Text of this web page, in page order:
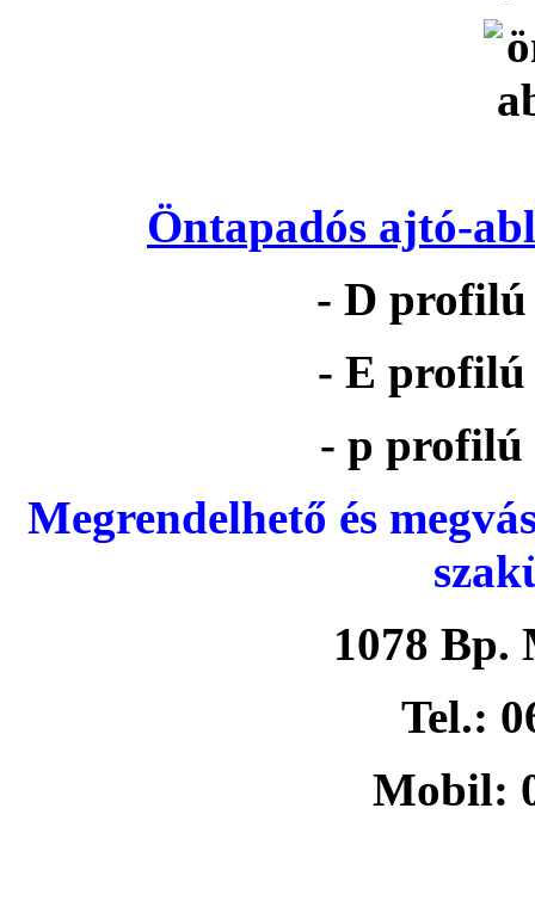
Öntapadós ajtó-
- D profilú
- E profilú
- p profilú
Megrendelhető és
1078 Bp.
Tel.:
Mobil: